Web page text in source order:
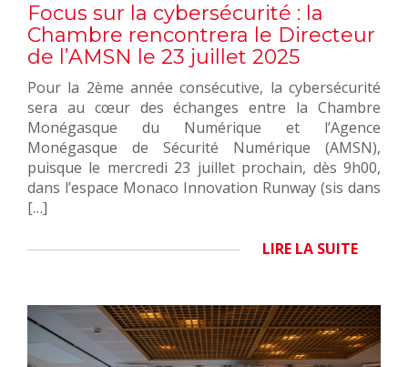
Focus sur la cybersécurité : la
Chambre rencontrera le Directeur
de l’AMSN le 23 juillet 2025
Pour la 2ème année consécutive, la cybersécurité
sera au cœur des échanges entre la Chambre
Monégasque du Numérique et l’Agence
Monégasque de Sécurité Numérique (AMSN),
puisque le mercredi 23 juillet prochain, dès 9h00,
dans l’espace Monaco Innovation Runway (sis dans
[…]
LIRE LA SUITE